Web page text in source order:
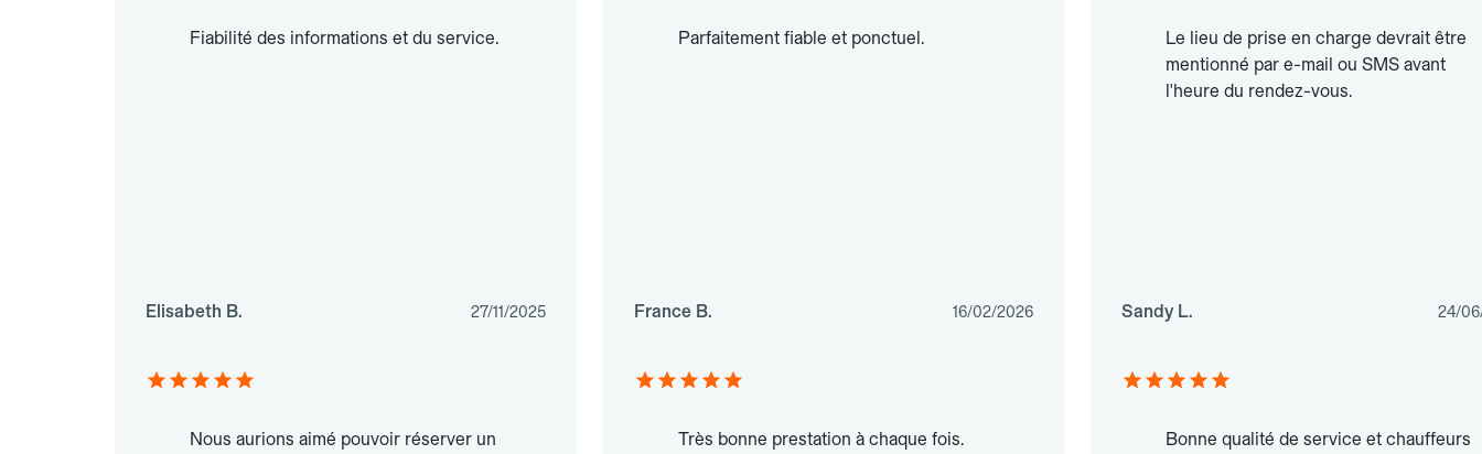
Fiabilité des informations et du service.
Elisabeth B. 27/11/2025
Parfaitement fiable et ponctuel.
France B. 16/02/2026
Le lieu de prise en charge devrait être
mentionné par e-mail ou SMS avant
l'heure du rendez-vous.
Sandy L. 24/
Nous aurions aimé pouvoir réserver un
Très bonne prestation à chaque fois.
Bonne qualité de service et chauffeurs